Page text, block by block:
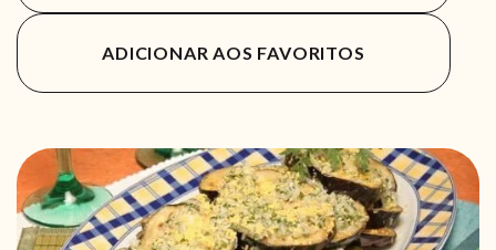
ADICIONAR AOS FAVORITOS